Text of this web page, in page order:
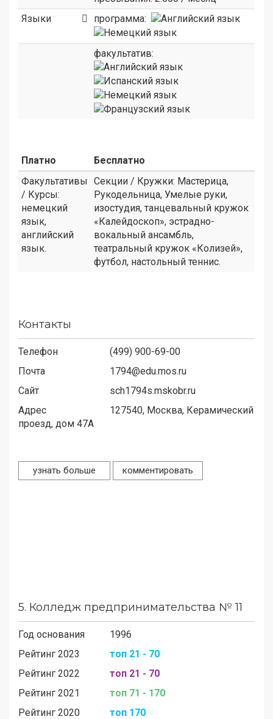
Языки
программа:
факультатив:
Платно
Бесплатно
Факультативы
/ Курсы:
немецкий
язык,
английский
язык.
Секции / Кружки: Мастерица,
Рукодельница, Умелые руки,
изостудия, танцевальный кружок
«Калейдоскоп», эстрадно-
вокальный ансамбль,
театральный кружок «Колизей»,
футбол, настольный теннис.
Контакты
Телефон
(499) 900-69-00
Почта
1794@edu.mos.ru
Сайт
sch1794s.mskobr.ru
Адрес
127540, Москва, Керамический
проезд, дом 47А
узнать больше комментировать
5. Колледж предпринимательства № 11
Год основания
1996
Рейтинг 2023
топ 21 - 70
Рейтинг 2022
топ 21 - 70
Рейтинг 2021
топ 71 - 170
Рейтинг 2020
топ 170